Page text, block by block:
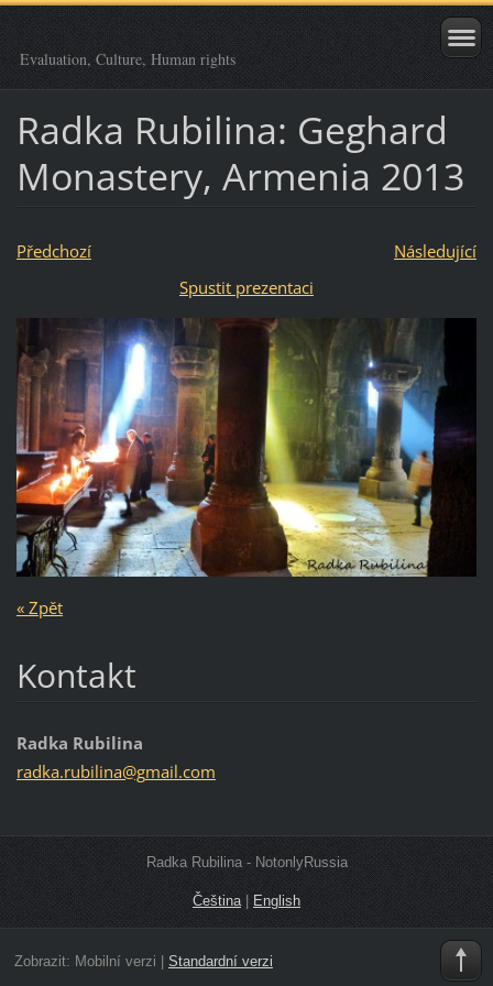
Evaluation, Culture, Human rights
Radka Rubilina: Geghard
Monastery, Armenia 2013
Předchozí
Následující
Spustit prezentaci
« Zpět
Kontakt
Radka Rubilina
radka.rubilina@gmail.com
Radka Rubilina - NotonlyRussia
Čeština | English
Zobrazit: Mobilní verzi Standardní verzi